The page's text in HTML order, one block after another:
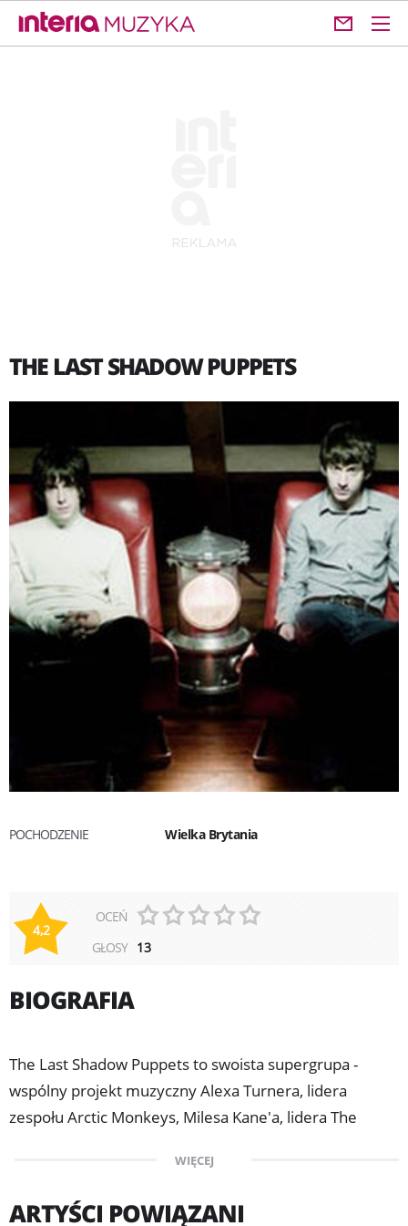
THE LAST SHADOW PUPPETS
POCHODZENIE Wielka Brytania
4,2
OCEŃ
GŁOSY 13
BIOGRAFIA
The Last Shadow Puppetsto swoista supergrupa -
wspólny projekt muzyczny Alexa Turnera, lidera
zespołu Arctic Monkeys, Milesa Kane'a, lidera The
muzycznego, członka Simian Mobile Disco.
Formacja ma na koncie dwa studyjne albumy: "The Age
WIĘCEJ
ARTYŚCI POWIĄZANI